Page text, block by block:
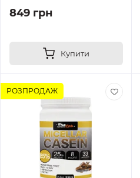
849 грн
Купити
РОЗПРОДАЖ